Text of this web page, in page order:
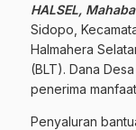
HALSEL,
Sidopo,
Halmahera
(BLT). Dana
penerima
Penyaluran